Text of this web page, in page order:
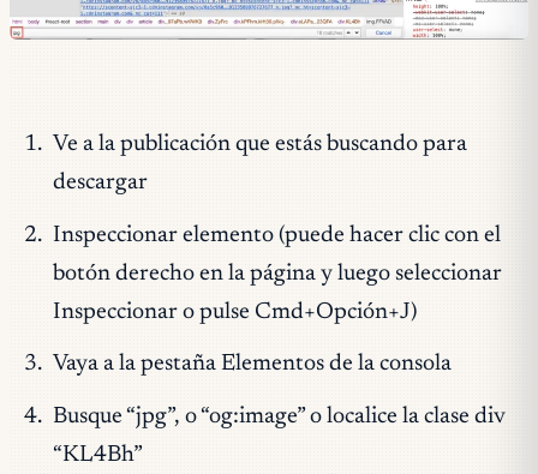
Ve a la publicación que estás buscando para
descargar
Inspeccionar elemento (puede hacer clic con el
botón derecho en la página y luego seleccionar
Inspeccionar o pulse Cmd+Opción+J)
Vaya a la pestaña Elementos de la consola
Busque “jpg”, o “og:image” o localice la clase div
“KL4Bh”